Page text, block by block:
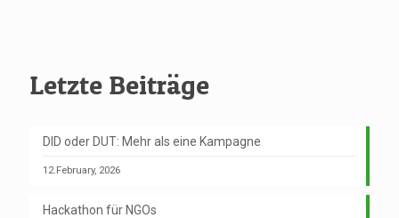
Letzte Beiträge
DID oder DUT: Mehr als eine Kampagne
12.February, 2026
Hackathon für NGOs